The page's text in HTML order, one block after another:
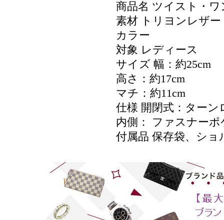
商品名 ツイスト・
素材 トリヨンレザー
カラー
対象 レディース
サイズ 幅：約25cm
高さ：約17cm
マチ：約11cm
仕様 開閉式：ターン
内側： ファスナー
付属品 保存袋、シ